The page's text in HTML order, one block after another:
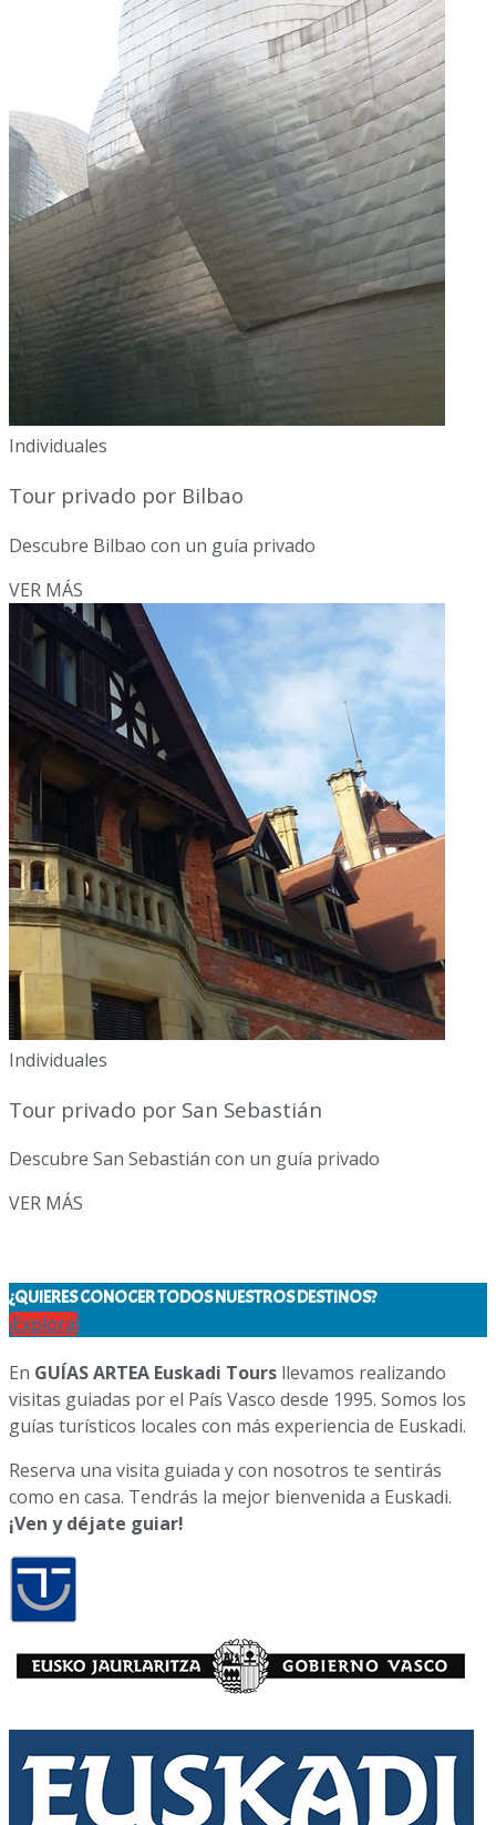
Individuales
Tour privado por Bilbao
Descubre Bilbao con un guía privado
VER MÁS
Individuales
Tour privado por San Sebastián
Descubre San Sebastián con un guía privado
VER MÁS
¿QUIERES CONOCER TODOS NUESTROS DESTINOS?
¡Explora!
En GUÍAS ARTEA Euskadi Tours llevamos realizando
visitas guiadas por el País Vasco desde 1995. Somos los
guías turísticos locales con más experiencia de Euskadi.
Reserva una visita guiada y con nosotros te sentirás
como en casa. Tendrás la mejor bienvenida a Euskadi.
¡Ven y déjate guiar!